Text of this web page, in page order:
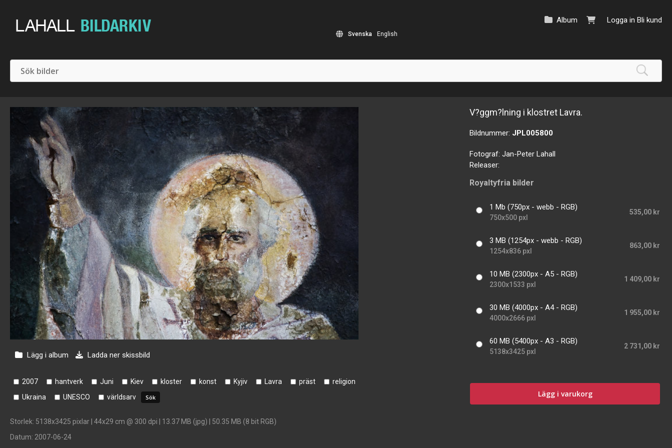
Logga in Bli kund
Album
Svenska English
Lägg i album Ladda ner skissbild
2007 hantverk Juni Kiev kloster konst Kyjiv Lavra präst
religion
Ukraina
UNESCO världsarv
Storlek: 5138x3425 pixlar | 44x29 cm @ 300 dpi | 13.37 MB (jpg) | 50.35 MB (8 bit RGB)
Datum: 2007-06-24
V?ggm?lning i klostret Lavra.
Bildnummer: JPL005800
Fotograf:Jan-Peter Lahall
Releaser:
Royaltyfria bilder
1 Mb (750px - webb - RGB)
750x500 pxl
535,00 kr
3 MB (1254px - webb - RGB)
1254x836 pxl
863,00 kr
10 MB (2300px - A5 - RGB)
2300x1533 pxl
1 409,00 kr
30 MB (4000px - A4 - RGB)
4000x2666 pxl
1 955,00 kr
60 MB (5400px - A3 - RGB)
5138x3425 pxl
2 731,00 kr
Lägg i varukorg